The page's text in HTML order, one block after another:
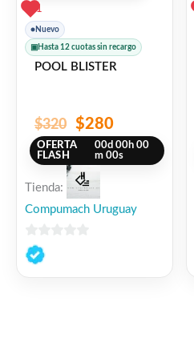
1
● Nuevo
▣ Hasta 12 cuotas sin recargo
POOL BLISTER
$320 $280
OFERTA
FLASH
00d 00h 00
m 00s
Tienda:
Compumach Uruguay
0
de